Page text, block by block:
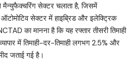
मैन्युफैक्चरिंग सेक्टर चलाता है, जिसमें
सेक्टर में हाइब्रिड और इलेक्ट्रिक
का मानना है कि यह रफ्तार तीसरी तिमाही
में तिमाही-दर-तिमाही लगभग 2.5% और
जताई गई है।